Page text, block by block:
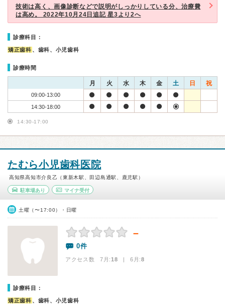
技術は高く、画像診断などで説明がしっかりしている分、治療費
は高め。 2022年10月24日追記 星3より2へ
診療科目：
矯正歯科 、歯科、小児歯科
診療時間
月 火 水 木 金 土 日 祝
09:00-13:00
14:30-18:00
14:30-17:00
たむら小児歯科医院
高知県高知市介良乙（東新木駅、田辺島通駅、鹿児駅）
駐車場あり マイナ受付
土曜（〜17:00）・日曜
－
0件
アクセス数 7月:18 | 6月:8
診療科目：
矯正歯科 、歯科、小児歯科